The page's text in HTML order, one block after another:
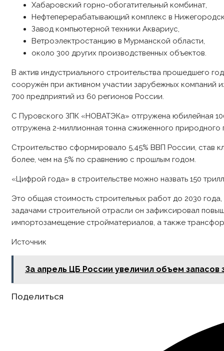
Хабаровский горно-обогатительный комбинат,
Нефтеперерабатывающий комплекс в
Завод компьютерной техники Аквариус,
Ветроэлектростанцию в Мурманской области,
около 300 других производственных объектов.
В актив индустриального строительства прошедшего
сооружён при активном участии зарубежных компаний
700 предприятий из 60 регионов России.
С Пуровского ЗПК «НОВАТЭКа» отгружена юбилейная
отгружена 2-миллионная тонна сжиженного природного
Строительство сформировало 5,45% ВВП России, став
более, чем на 5% по сравнению с прошлым годом.
«Цифрой года» в строительстве можно назвать 150
Это общая стоимость строительных работ до 2030
задачами строительной отрасли он зафиксировал
импортозамещение стройматериалов, а также
Источник
За апрель ЦБ России увеличил объем запасов
Поделиться